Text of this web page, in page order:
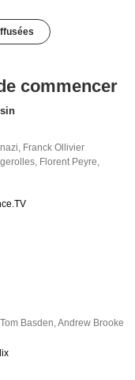
commencer
Franck Ollivier
Florent Peyre
Tom Basden,Andrew Brooke